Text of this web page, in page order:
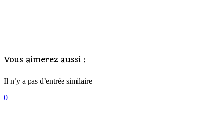
Vous aimerez aussi :
Il n’y a pas d’entrée similaire.
0